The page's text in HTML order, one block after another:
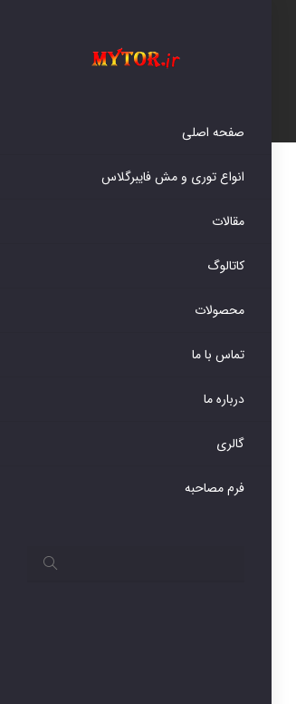
صفحه اصلی
انواع توری و مش فایبرگلاس
مقالات
کاتالوگ
محصولات
تماس با ما
درباره ما
گالری
فرم مصاحبه
بین المللی سنگ اصفهان 1401